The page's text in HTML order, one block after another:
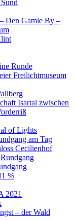
Den Gamle By –
Runde
Freilichtmuseum
Isartal zwischen
of Lights
am Tag
Cecilienhof
%
2021
– der Wald